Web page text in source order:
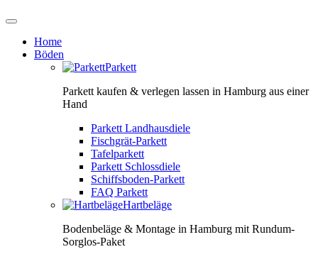
Home
Böden
Parkett
Parkett kaufen & verlegen lassen in Hamburg aus einer
Hand
Parkett Landhausdiele
Fischgrät-Parkett
Tafelparkett
Parkett Schlossdiele
Schiffsboden-Parkett
FAQ Parkett
Hartbeläge
Bodenbeläge & Montage in Hamburg mit Rundum-
Sorglos-Paket